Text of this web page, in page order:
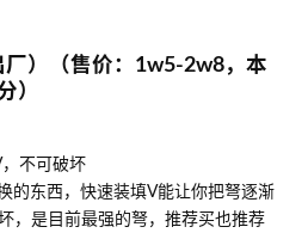
）（售价：1w5-2w8，本
）
不可破坏
的东西，快速装填V能让你把弩逐渐
，是目前最强的弩，推荐买也推荐